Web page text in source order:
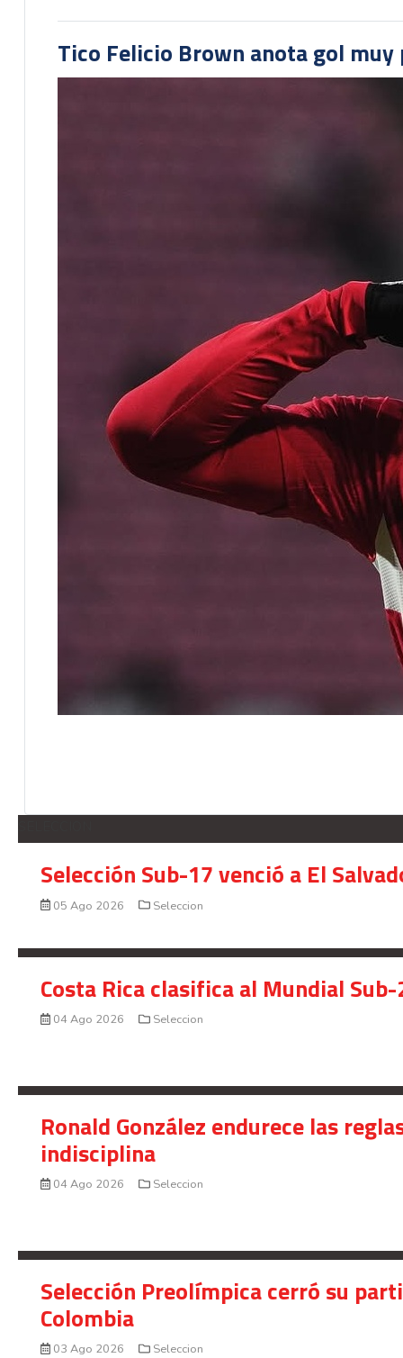
Tico Felicio Brown anota gol muy
Selección Sub-17 venció a El
05 Ago 2026 Seleccion
Costa Rica clasifica al Mundial
04 Ago 2026 Seleccion
Ronald González endurece las
indisciplina
04 Ago 2026 Seleccion
Selección Preolímpica cerró su
Colombia
03 Ago 2026 Seleccion